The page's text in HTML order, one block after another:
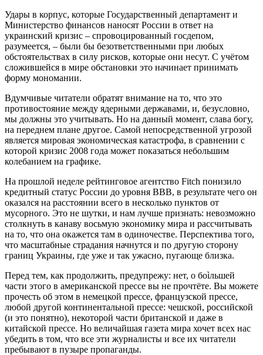
Удары в корпус, которые Государственный департамент и
Министерство финансов наносят России в ответ на
украинский кризис – спровоцированный госдепом,
разумеется, – были бы безответственными при любых
обстоятельствах в силу рисков, которые они несут. С учётом
сложившейся в мире обстановки это начинает принимать
форму мономании.
Вдумчивые читатели обратят внимание на то, что это
противостояние между ядерными державами, и, безусловно,
мы должны это учитывать. Но на данный момент, слава богу,
на переднем плане другое. Самой непосредственной угрозой
является мировая экономическая катастрофа, в сравнении с
которой кризис 2008 года может показаться небольшим
колебанием на графике.
На прошлой неделе рейтинговое агентство Fitch понизило
кредитный статус России до уровня BBB, в результате чего он
оказался на расстоянии всего в несколько пунктов от
мусорного. Это не шутки, и нам лучше признать: невозможно
столкнуть в канаву восьмую экономику мира и рассчитывать
на то, что она окажется там в одиночестве. Перспектива того,
что масштабные страдания начнутся и по другую сторону
границ Украины, где уже и так ужасно, пугающе близка.
Перед тем, как продолжить, предупрежу: нет, о боìльшей
части этого в американской прессе вы не прочтёте. Вы можете
прочесть об этом в немецкой прессе, французской прессе,
любой другой континентальной прессе: чешской, российской
(и это понятно), некоторой части британской и даже в
китайской прессе. Но величайшая газета мира хочет всех нас
убедить в том, что все эти журналисты и все их читатели
пребывают в пузыре пропаганды.